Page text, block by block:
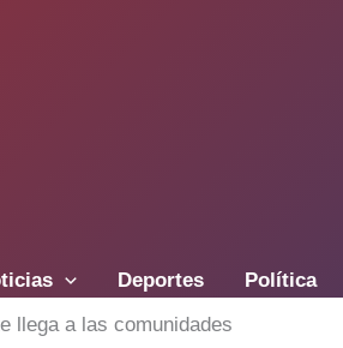
Deportes Política
llega a las comunidades